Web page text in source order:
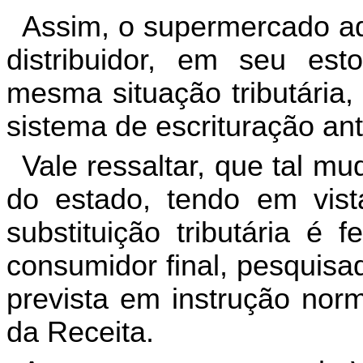
Assim, o supermercado
distribuidor, em seu
mesma situação
sistema de escrituração
Vale ressaltar, que tal
do estado, tendo em
substituição tributária é
consumidor final,
prevista em instrução
da Receita.